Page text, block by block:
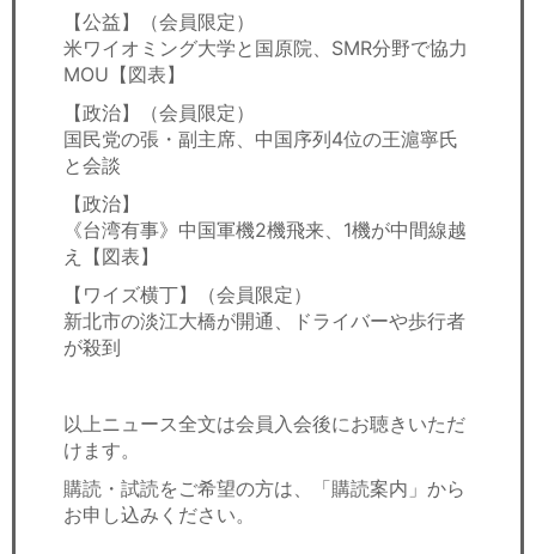
【公益】（会員限定）
米ワイオミング大学と国原院、SMR分野で協力
MOU【図表】
【政治】（会員限定）
国民党の張・副主席、中国序列4位の王滬寧氏
と会談
【政治】
《台湾有事》中国軍機2機飛来、1機が中間線越
え【図表】
【ワイズ横丁】（会員限定）
新北市の淡江大橋が開通、ドライバーや歩行者
が殺到
以上ニュース全文は会員入会後にお聴きいただ
けます。
購読・試読をご希望の方は、「購読案内」から
お申し込みください。